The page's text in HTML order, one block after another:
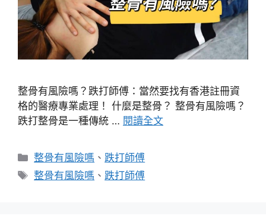
整骨有風險嗎？跌打師傅：當然要找有香港註冊資
格的醫療專業處理！ 什麼是整骨？ 整骨有風險嗎？
跌打整骨是一種傳統 … 閱讀全文
分
類
整骨有風險嗎 、 跌打師傅
標
整骨有風險嗎 、 跌打師傅